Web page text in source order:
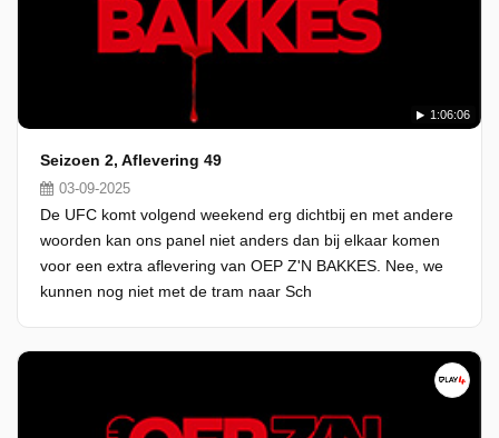
1:06:06
Seizoen 2, Aflevering 49
03-09-2025
De UFC komt volgend weekend erg dichtbij en met andere
woorden kan ons panel niet anders dan bij elkaar komen
voor een extra aflevering van OEP Z'N BAKKES. Nee, we
kunnen nog niet met de tram naar Sch